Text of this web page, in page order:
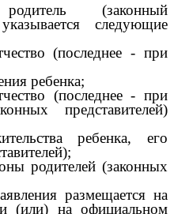
(законный
следующие
(последнее - при
ребенка;
(последнее - при
представителей)
ребенка, его
родителей (законных
размещается на
(или) на официальном